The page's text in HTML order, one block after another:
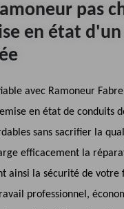
pas
en état
avec Ramoneur
en état de conduits
sans sacrifier la
efficacement la
ainsi la sécurité de votre
professionnel,